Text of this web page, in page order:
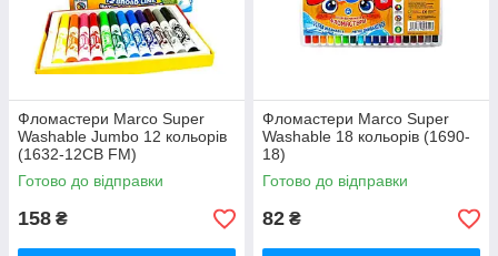
Фломастери Marco Super
Washable Jumbo 12 кольорів
(1632-12CB FM)
Готово до відправки
158 ₴
Фломастери Marco Super
Washable 18 кольорів (1690-
18)
Готово до відправки
82 ₴